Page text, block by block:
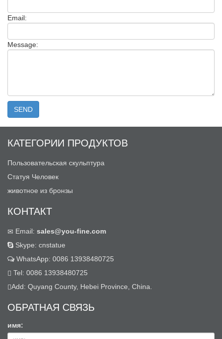
Email:
Message:
КАТЕГОРИИ ПРОДУКТОВ
Пользовательская скульптура
Статуя Человек
животное из бронзы
КОНТАКТ
Email: sales@you-fine.com
Skype: cnstatue
WhatsApp: 0086 13938480725
Tel: 0086 13938480725
Add: Quyang County, Hebei Province, China.
ОБРАТНАЯ СВЯЗЬ
имя: